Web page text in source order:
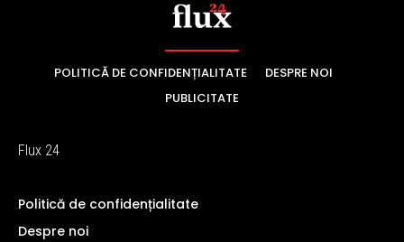
POLITICĂ DE CONFIDENȚIALITATE
DESPRE NOI
PUBLICITATE
Flux 24
Politică de confidențialitate
Despre noi